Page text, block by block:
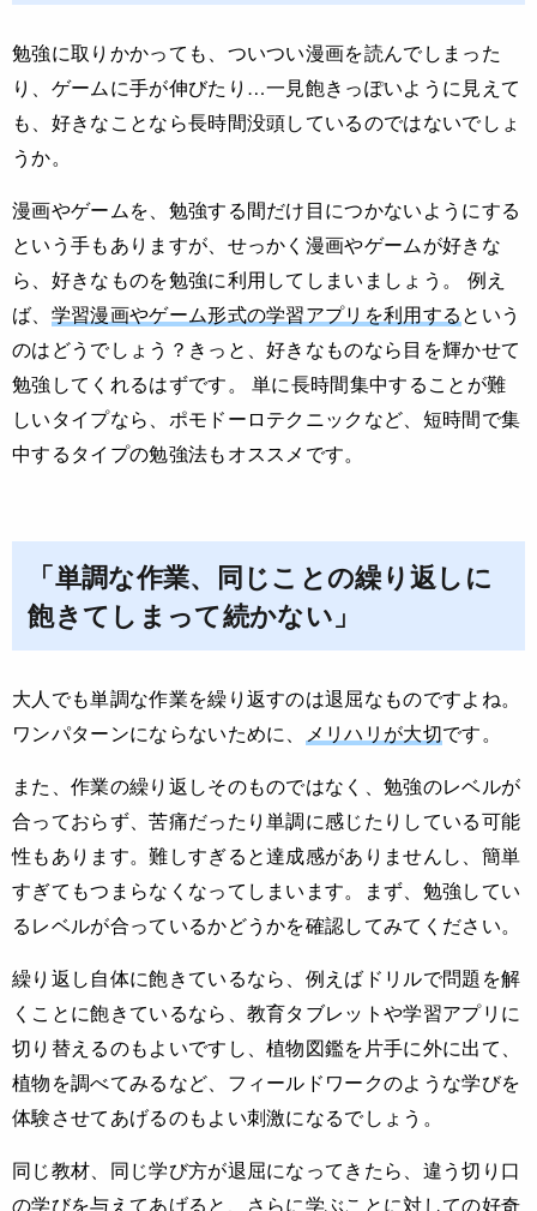
勉強に取りかかっても、ついつい漫画を読んでしまった
り、ゲームに手が伸びたり…一見飽きっぽいように見えて
も、好きなことなら長時間没頭しているのではないでしょ
うか。
漫画やゲームを、勉強する間だけ目につかないようにする
という手もありますが、せっかく漫画やゲームが好きな
ら、好きなものを勉強に利用してしまいましょう。 例え
ば、 学習漫画やゲーム形式の学習アプリを利用するという
のはどうでしょう？きっと、好きなものなら目を輝かせて
勉強してくれるはずです。 単に長時間集中することが難
しいタイプなら、ポモドーロテクニックなど、短時間で集
中するタイプの勉強法もオススメです。
「単調な作業、同じことの繰り返しに
飽きてしまって続かない」
大人でも単調な作業を繰り返すのは退屈なものですよね。
ワンパターンにならないために、
メリハリが大切です。
また、作業の繰り返しそのものではなく、勉強のレベルが
合っておらず、苦痛だったり単調に感じたりしている可能
性もあります。難しすぎると達成感がありませんし、簡単
すぎてもつまらなくなってしまいます。まず、勉強してい
るレベルが合っているかどうかを確認してみてください。
繰り返し自体に飽きているなら、例えばドリルで問題を解
くことに飽きているなら、教育タブレットや学習アプリに
切り替えるのもよいですし、植物図鑑を片手に外に出て、
植物を調べてみるなど、フィールドワークのような学びを
体験させてあげるのもよい刺激になるでしょう。
同じ教材、同じ学び方が退屈になってきたら、違う切り口
の学びを与えてあげると、さらに学ぶことに対しての好奇